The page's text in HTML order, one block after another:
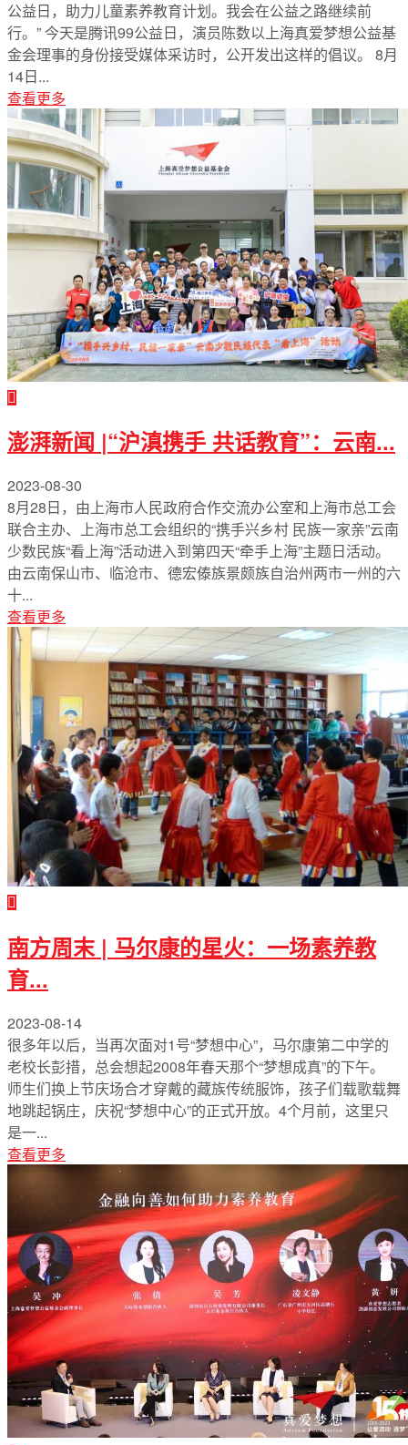
公益日，助力儿童素养教育计划。我会在公益之路继续前
行。” 今天是腾讯99公益日，演员陈数以上海真爱梦想公益基
金会理事的身份接受媒体采访时，公开发出这样的倡议。 8月
14日...
查看更多
澎湃新闻 |“沪滇携手 共话教育”：云南...
2023-08-30
8月28日，由上海市人民政府合作交流办公室和上海市总工会
联合主办、上海市总工会组织的“携手兴乡村 民族一家亲”云南
少数民族“看上海”活动进入到第四天“牵手上海”主题日活动。
由云南保山市、临沧市、德宏傣族景颇族自治州两市一州的六
十...
查看更多
南方周末 | 马尔康的星火：一场素养教
育...
2023-08-14
很多年以后，当再次面对1号“梦想中心”，马尔康第二中学的
老校长彭措，总会想起2008年春天那个“梦想成真”的下午。
师生们换上节庆场合才穿戴的藏族传统服饰，孩子们载歌载舞
地跳起锅庄，庆祝“梦想中心”的正式开放。4个月前，这里只
是一...
查看更多